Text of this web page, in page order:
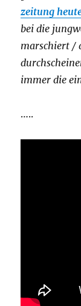
zeitung
bei die
marschiert /
immer die
…..